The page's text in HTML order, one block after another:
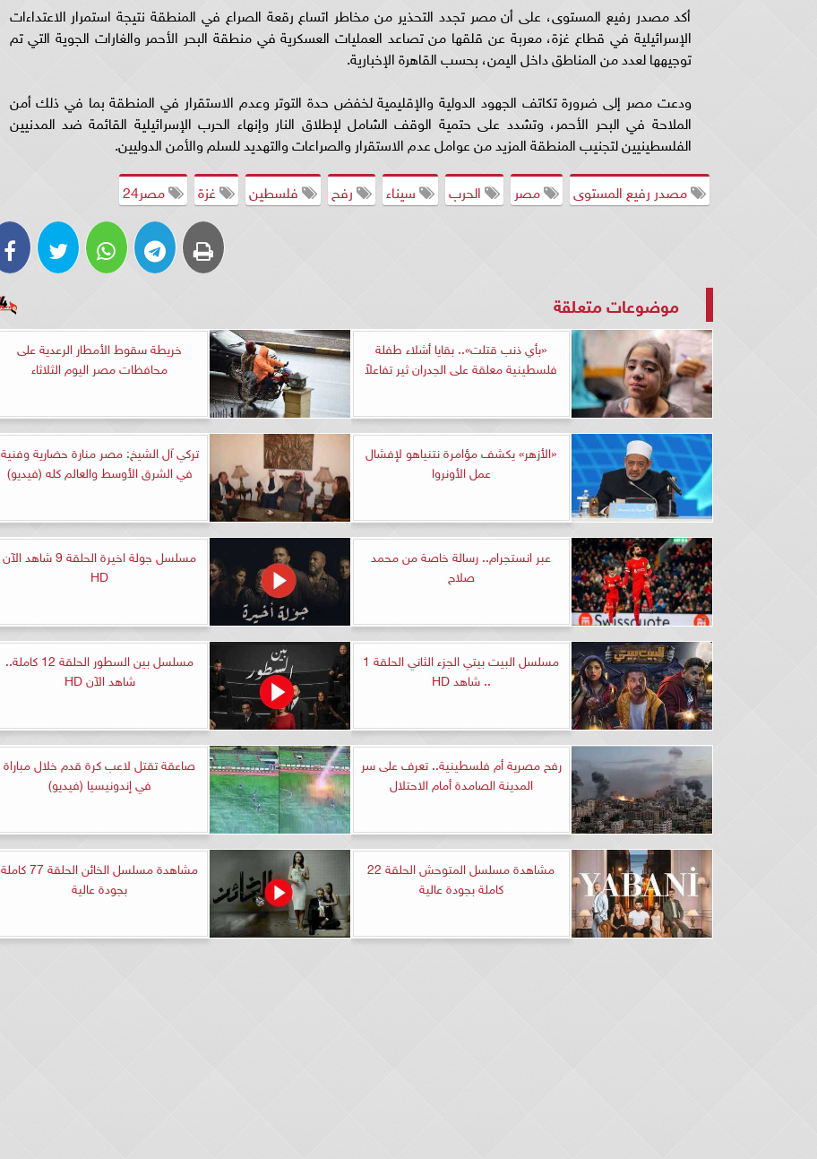
أكد مصدر رفيع المستوى، على أن مصر تجدد التحذير من مخاطر اتساع رقعة الصراع في المنطقة نتيجة استمرار الاعتداءات
الإسرائيلية في قطاع غزة، معربة عن قلقها من تصاعد العمليات العسكرية في منطقة البحر الأحمر والغارات الجوية التي تم
توجيهها لعدد من المناطق داخل اليمن، بحسب القاهرة الإخبارية.
ودعت مصر إلى ضرورة تكاتف الجهود الدولية والإقليمية لخفض حدة التوتر وعدم الاستقرار في المنطقة بما في ذلك أمن
الملاحة في البحر الأحمر، وتشدد على حتمية الوقف الشامل لإطلاق النار وإنهاء الحرب الإسرائيلية القائمة ضد المدنيين
الفلسطينيين لتجنيب المنطقة المزيد من عوامل عدم الاستقرار والصراعات والتهديد للسلم والأمن الدوليين.
مصدر رفيع المستوى
مصر الحرب سيناء رفح فلسطين غزة مصر24
موضوعات متعلقة
«بأي ذنب قتلت».. بقايا أشلاء طفلة
فلسطينية معلقة على الجدران ثير تفاعلاً
خريطة سقوط الأمطار الرعدية على
محافظات مصر اليوم الثلاثاء
«الأزهر» يكشف مؤامرة نتنياهو لإفشال
عمل الأونروا
تركي آل الشيخ: مصر منارة حضارية وفنية
في الشرق الأوسط والعالم كله (فيديو)
عبر انستجرام.. رسالة خاصة من محمد
صلاح
مسلسل جولة اخيرة الحلقة 9 شاهد الآن
HD
مسلسل البيت بيتي الجزء الثاني الحلقة 1
.. شاهد HD
مسلسل بين السطور الحلقة 12 كاملة..
شاهد الآن HD
رفح مصرية أم فلسطينية.. تعرف على سر
المدينة الصامدة أمام الاحتلال
صاعقة تقتل لاعب كرة قدم خلال مباراة
في إندونيسيا (فيديو)
مشاهدة مسلسل المتوحش الحلقة 22
كاملة بجودة عالية
مشاهدة مسلسل الخائن الحلقة 77 كاملة
بجودة عالية